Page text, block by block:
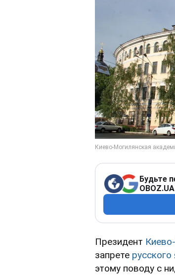
Будьте
Президент
запрете
этому поводу с